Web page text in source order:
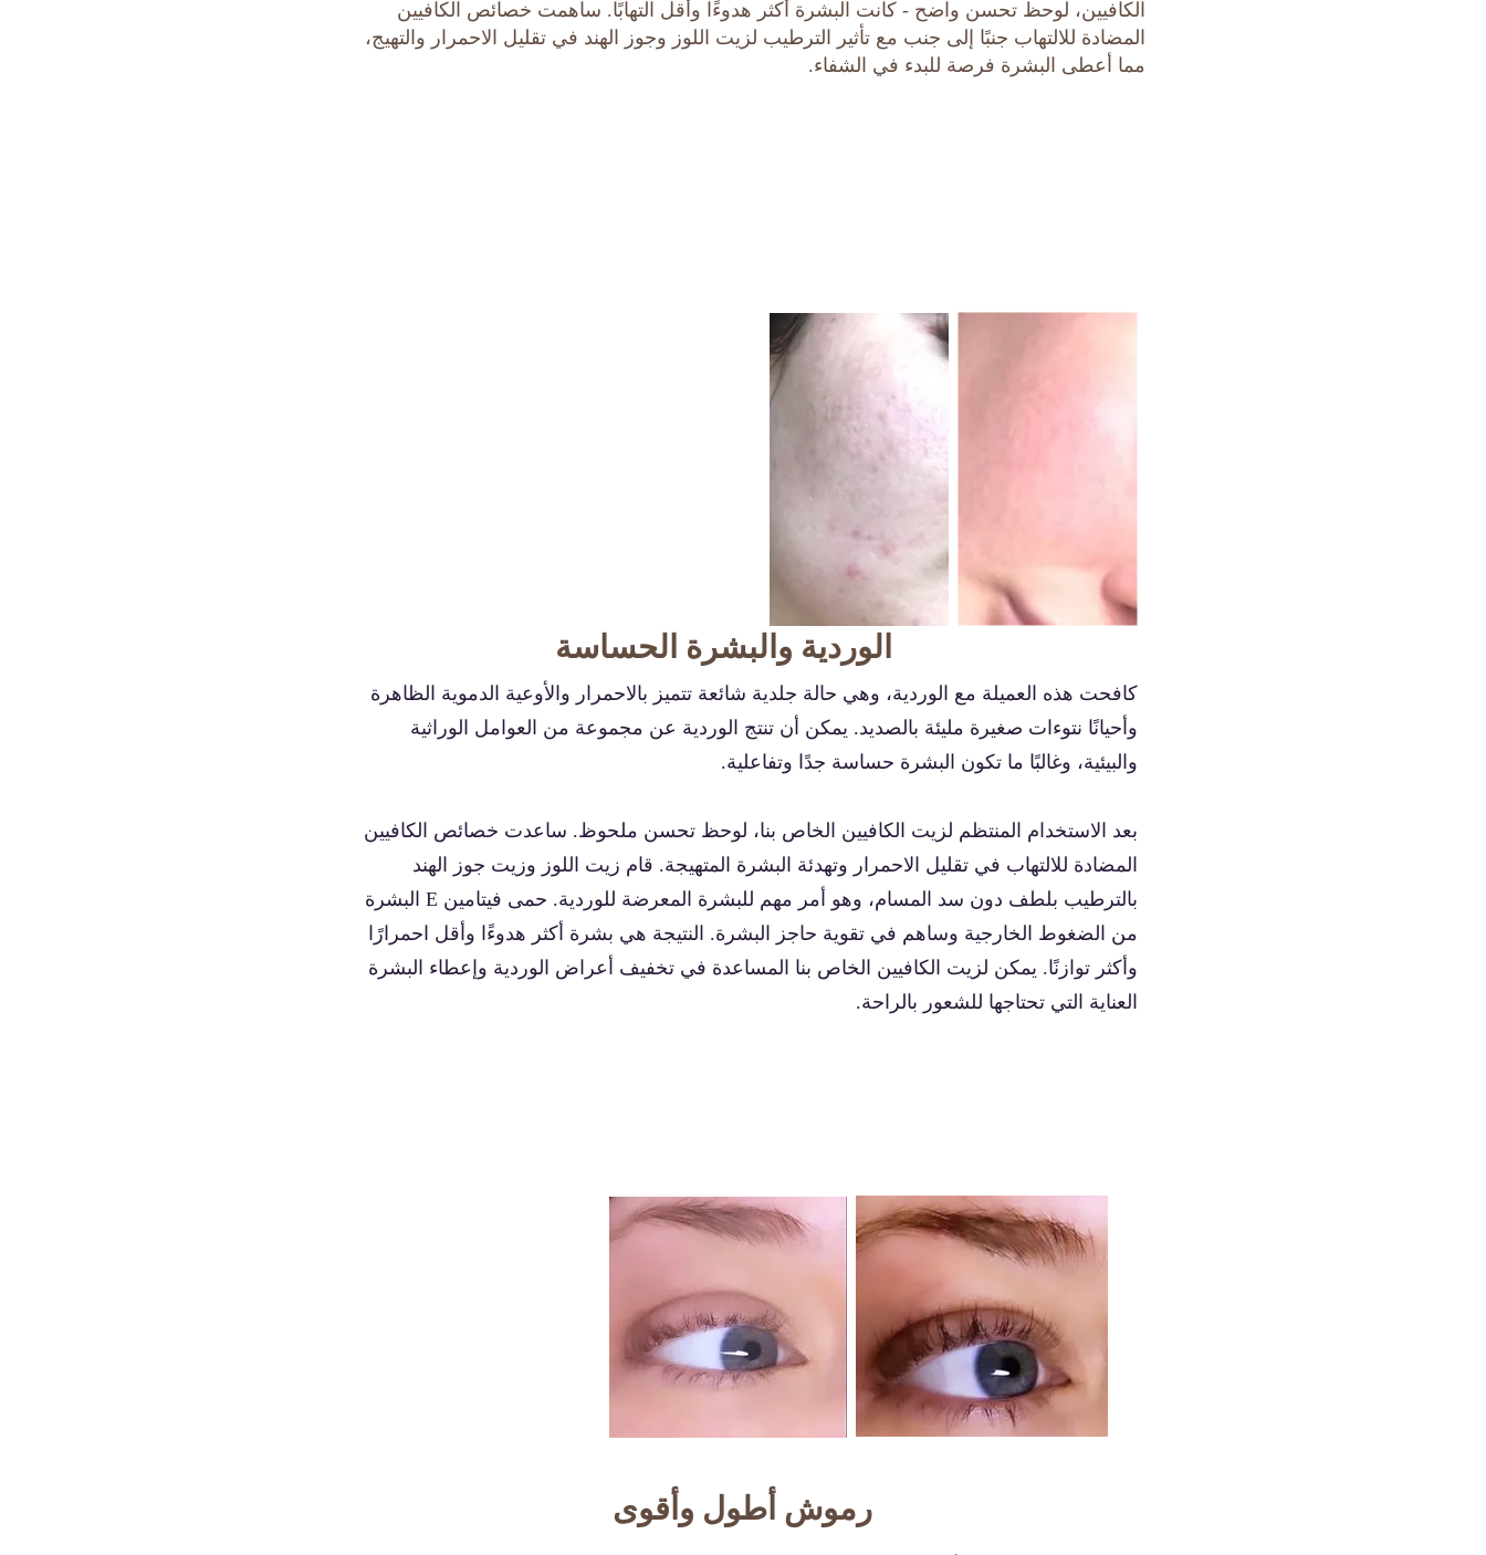
الكافيين، لوحظ تحسن واضح - كانت البشرة أكثر هدوءًا وأقل التهابًا. ساهمت خصائص الكافيين
المضادة للالتهاب جنبًا إلى جنب مع تأثير الترطيب لزيت اللوز وجوز الهند في تقليل الاحمرار والتهيج،
مما أعطى البشرة فرصة للبدء في الشفاء.
الوردية والبشرة الحساسة
كافحت هذه العميلة مع الوردية، وهي حالة جلدية شائعة تتميز بالاحمرار والأوعية الدموية الظاهرة
وأحيانًا نتوءات صغيرة مليئة بالصديد. يمكن أن تنتج الوردية عن مجموعة من العوامل الوراثية
والبيئية، وغالبًا ما تكون البشرة حساسة جدًا وتفاعلية.
بعد الاستخدام المنتظم لزيت الكافيين الخاص بنا، لوحظ تحسن ملحوظ. ساعدت خصائص الكافيين
المضادة للالتهاب في تقليل الاحمرار وتهدئة البشرة المتهيجة. قام زيت اللوز وزيت جوز الهند
بالترطيب بلطف دون سد المسام، وهو أمر مهم للبشرة المعرضة للوردية. حمى فيتامين E البشرة
من الضغوط الخارجية وساهم في تقوية حاجز البشرة. النتيجة هي بشرة أكثر هدوءًا وأقل احمرارًا
وأكثر توازنًا. يمكن لزيت الكافيين الخاص بنا المساعدة في تخفيف أعراض الوردية وإعطاء البشرة
العناية التي تحتاجها للشعور بالراحة.
رموش أطول وأقوى